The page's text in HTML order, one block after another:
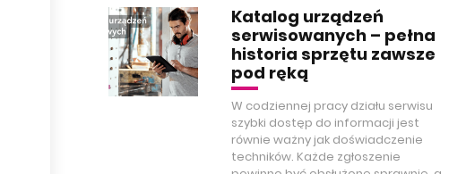
Katalog urządzeń
serwisowanych – pełna
historia sprzętu zawsze
pod ręką
W codziennej pracy działu serwisu
szybki dostęp do informacji jest
równie ważny jak doświadczenie
techników. Każde zgłoszenie